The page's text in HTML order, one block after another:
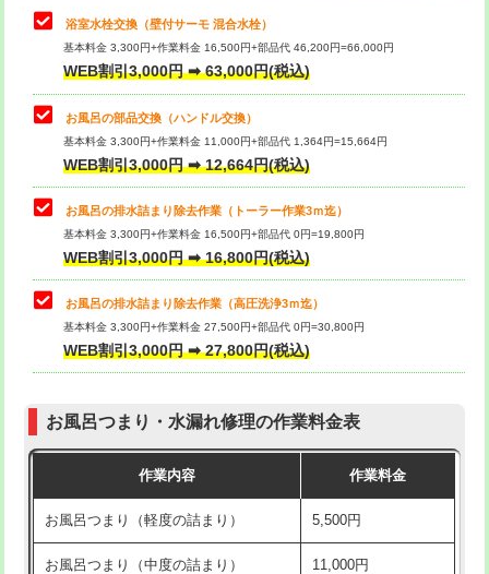
理・調整・分解・加工など（中作業）
止水・漏水調査・防水処理・清掃・修
理・調整・分解・加工など（重作業）
33,000円
トイレタンク脱着
トイレ便器脱着
タンクレストイレ脱着 33,000円
小便器トイレ脱着
その他部品の脱着 8,800円～
交換・取付（タンク）
交換・取付（普通便座） 11,000円+材料費
交換・取付（温水洗浄便座） 16,500円+材料費
交換・取付(単水栓（壁付・デッキ
式）)
13,200円+材料費
浴室水栓交換（壁付サーモ 混合水栓）
基本料金 3,300円+作業料金 16,500円+部品代 46,200円=66,000円
WEB割引3,000円 ➡ 63,000円(税込)
お風呂の部品交換（ハンドル交換）
基本料金 3,300円+作業料金 11,000円+部品代 1,364円=15,664円
WEB割引3,000円 ➡ 12,664円(税込)
お風呂の排水詰まり除去作業（トーラー作業3ｍ迄）
基本料金 3,300円+作業料金 16,500円+部品代 0円=19,800円
WEB割引3,000円 ➡ 16,800円(税込)
お風呂の排水詰まり除去作業（高圧洗浄3ｍ迄）
基本料金 3,300円+作業料金 27,500円+部品代 0円=30,800円
WEB割引3,000円 ➡ 27,800円(税込)
お風呂つまり・水漏れ修理の作業料金表
作業内容 作業料金
お風呂つまり（軽度の詰まり） 5,500円
お風呂つまり（中度の詰まり） 11,000円